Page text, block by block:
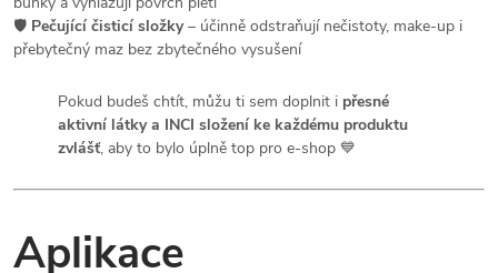
🛡️ Pečující čisticí složky– účinně odstraňují nečistoty, make-up i
přebytečný maz bez zbytečného vysušení
Pokud budeš chtít, můžu ti sem doplnit i přesné
aktivní látky a INCI složení ke každému produktu
zvlášť, aby to bylo úplně top pro e-shop 💙
Aplikace